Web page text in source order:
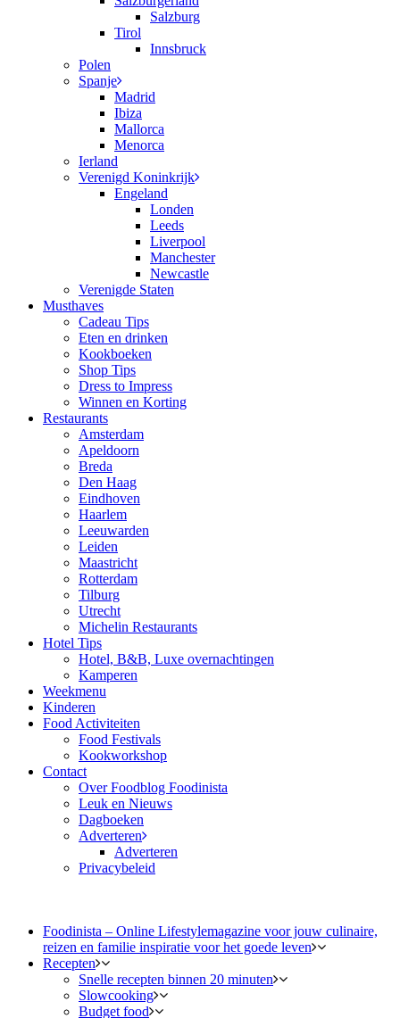
Salzburg
Tirol
Innsbruck
Polen
Spanje
Madrid
Ibiza
Mallorca
Menorca
Ierland
Verenigd Koninkrijk
Engeland
Londen
Leeds
Liverpool
Manchester
Newcastle
Verenigde Staten
Musthaves
Cadeau Tips
Eten en drinken
Kookboeken
Shop Tips
Dress to Impress
Winnen en Korting
Restaurants
Amsterdam
Apeldoorn
Breda
Den Haag
Eindhoven
Haarlem
Leeuwarden
Leiden
Maastricht
Rotterdam
Tilburg
Utrecht
Michelin Restaurants
Hotel Tips
Hotel, B&B, Luxe overnachtingen
Kamperen
Weekmenu
Kinderen
Food Activiteiten
Food Festivals
Kookworkshop
Contact
Over Foodblog Foodinista
Leuk en Nieuws
Dagboeken
Adverteren
Adverteren
Privacybeleid
Foodinista – Online Lifestylemagazine voor jouw culinaire,
reizen en familie inspiratie voor het goede leven
Recepten
Snelle recepten binnen 20 minuten
Slowcooking
Budget food